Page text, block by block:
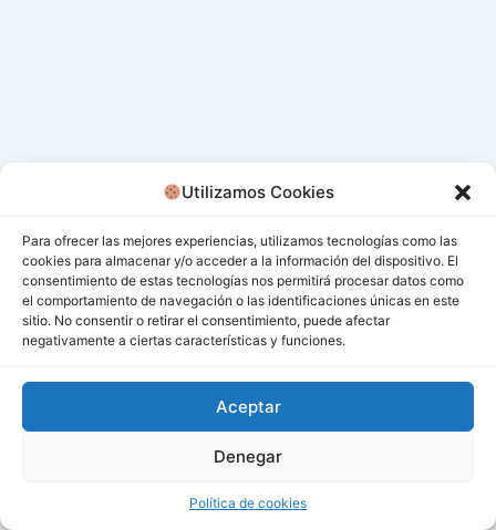
Utilizamos Cookies
Para ofrecer las mejores experiencias, utilizamos tecnologías como las
cookies para almacenar y/o acceder a la información del dispositivo. El
consentimiento de estas tecnologías nos permitirá procesar datos como
el comportamiento de navegación o las identificaciones únicas en este
sitio. No consentir o retirar el consentimiento, puede afectar
negativamente a ciertas características y funciones.
Aceptar
Denegar
Política de cookies
Todos los derechos © 2026 San Miguel De Los Bancos |